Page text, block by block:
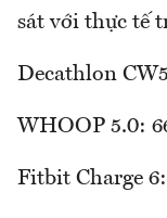
sát với thực tế
Decathlon
WHOOP 5.0:
Fitbit Charge